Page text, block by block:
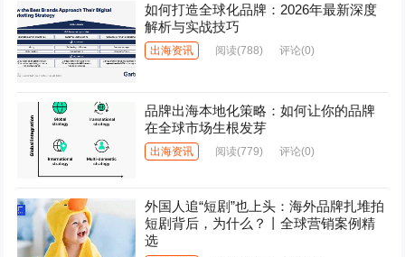
如何打造全球化品牌：2026年最新深度
解析与实战技巧
出海资讯 阅读(788) 评论(0)
品牌出海本地化策略：如何让你的品牌
在全球市场生根发芽
出海资讯 阅读(779) 评论(0)
外国人追“短剧”也上头：海外品牌扎堆拍
短剧背后，为什么？丨全球营销案例精
选